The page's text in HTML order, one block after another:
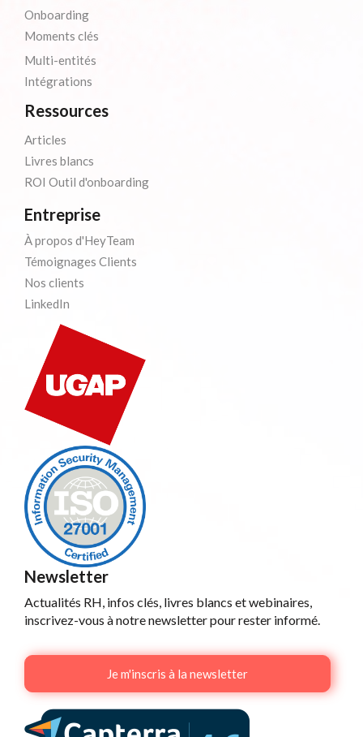
Onboarding
Moments clés
Multi-entités
Intégrations
Ressources
Articles
Livres blancs
ROI Outil d'onboarding
Entreprise
À propos d'HeyTeam
Témoignages Clients
Nos clients
LinkedIn
Newsletter
Actualités RH, infos clés, livres blancs et webinaires,
inscrivez-vous à notre newsletter pour rester informé.
Je m'inscris à la newsletter